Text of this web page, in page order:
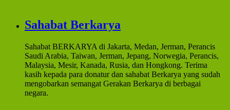
Sahabat Berkarya
Sahabat BERKARYA di Jakarta, Medan, Jerman, Perancis
Saudi Arabia, Taiwan, Jerman, Jepang, Norwegia, Perancis,
Malaysia, Mesir, Kanada, Rusia, dan Hongkong. Terima
kasih kepada para donatur dan sahabat Berkarya yang sudah
mengobarkan semangat Gerakan Berkarya di berbagai
negara.